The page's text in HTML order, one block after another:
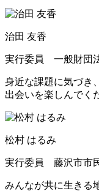
治田 友香
実行委員 一般財団
身近な課題に気づき
出会いを楽しんでく
松村 はるみ
実行委員 藤沢市市
みんなが共に生きる